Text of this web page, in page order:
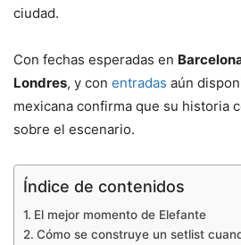
ciudad.
Con fechas esperadas en
Londres, y con entradas aún
mexicana confirma que su historia
sobre el escenario.
Índice de contenidos
El mejor momento de Elefante
Cómo se construye un setlist